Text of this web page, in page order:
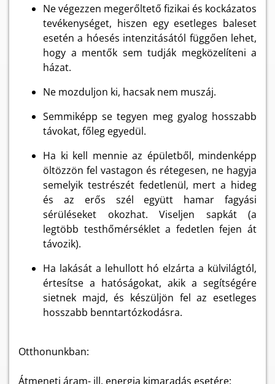
Ne végezzen megerőltető fizikai és kockázatos
tevékenységet, hiszen egy esetleges baleset
esetén a hóesés intenzitásától függően lehet,
hogy a mentők sem tudják megközelíteni a
házat.
Ne mozduljon ki, hacsak nem muszáj.
Semmiképp se tegyen meg gyalog hosszabb
távokat, főleg egyedül.
Ha ki kell mennie az épületből, mindenképp
öltözzön fel vastagon és rétegesen, ne hagyja
semelyik testrészét fedetlenül, mert a hideg
és az erős szél együtt hamar fagyási
sérüléseket okozhat. Viseljen sapkát (a
legtöbb testhőmérséklet a fedetlen fejen át
távozik).
Ha lakását a lehullott hó elzárta a külvilágtól,
értesítse a hatóságokat, akik a segítségére
sietnek majd, és készüljön fel az esetleges
hosszabb benntartózkodásra.
Otthonunkban:
Átmeneti áram- ill. energia kimaradás esetére: